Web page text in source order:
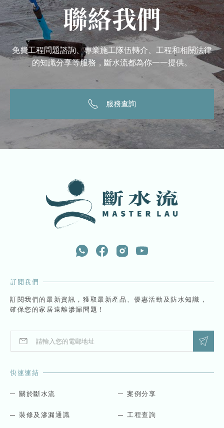
聯絡我們
免費工程問題諮詢、專業施工隊伍轉介、工程和相關法律
的知識分享等服務，斷水流都為你一一提供。
服務查詢
訂閱我們
訂閱我們的最新資訊，獲取最新產品、優惠活動及防水知識，
確保您的家居遠離滲漏問題！
a
l
E
a
l快速連結
關於斷水流 案例分享
裝修及滲漏通識 工程查詢